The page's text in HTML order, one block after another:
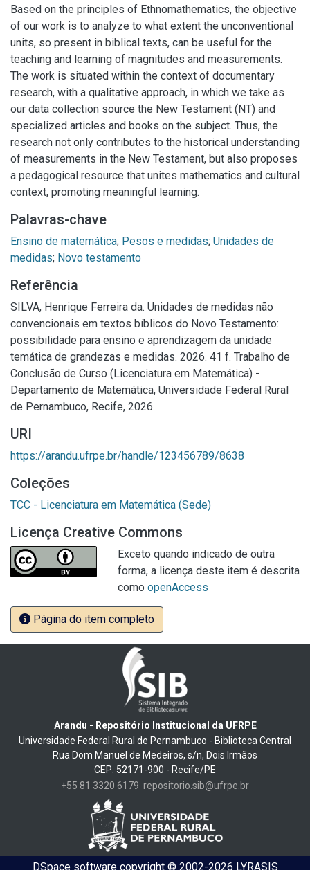
Based on the principles of Ethnomathematics, the objective
of our work is to analyze to what extent the unconventional
units, so present in biblical texts, can be useful for the
teaching and learning of magnitudes and measurements.
The work is situated within the context of documentary
research, with a qualitative approach, in which we take as
our data collection source the New Testament (NT) and
specialized articles and books on the subject. Thus, the
research not only contributes to the historical understanding
of measurements in the New Testament, but also proposes
a pedagogical resource that unites mathematics and cultural
context, promoting meaningful learning.
Palavras-chave
Ensino de matemática; Pesos e medidas; Unidades de
medidas; Novo testamento
Referência
SILVA, Henrique Ferreira da. Unidades de medidas não
convencionais em textos bíblicos do Novo Testamento:
possibilidade para ensino e aprendizagem da unidade
temática de grandezas e medidas. 2026. 41 f. Trabalho de
Conclusão de Curso (Licenciatura em Matemática) -
Departamento de Matemática, Universidade Federal Rural
de Pernambuco, Recife, 2026.
URI
https://arandu.ufrpe.br/handle/123456789/8638
Coleções
TCC - Licenciatura em Matemática (Sede)
Licença Creative Commons
Exceto quando indicado de outra
forma, a licença deste item é descrita
como openAccess
Página do item completo
Arandu - Repositório Institucional da UFRPE
Universidade Federal Rural de Pernambuco - Biblioteca Central
Rua Dom Manuel de Medeiros, s/n, Dois Irmãos
CEP: 52171-900 - Recife/PE
+55 81 3320 6179 repositorio.sib@ufrpe.br
DSpace softwarecopyright © 2002-2026 LYRASIS